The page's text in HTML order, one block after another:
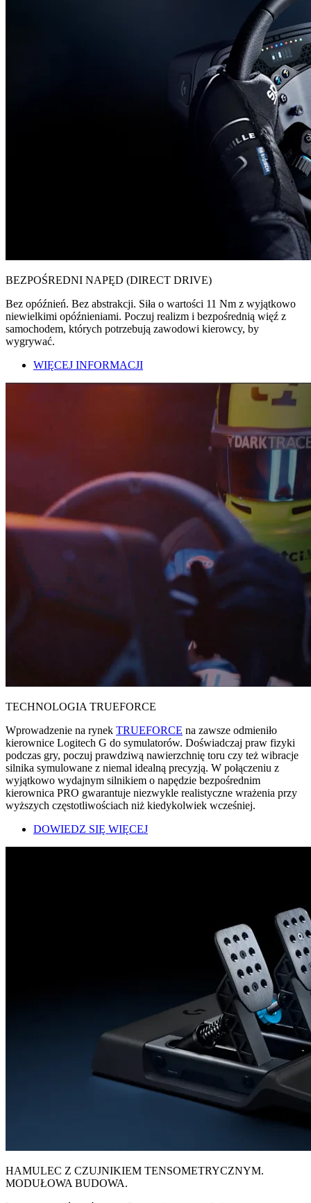
BEZPOŚREDNI NAPĘD (DIRECT DRIVE)
Bez opóźnień. Bez abstrakcji. Siła o wartości 11 Nm z wyjątkowo
niewielkimi opóźnieniami. Poczuj realizm i bezpośrednią więź z
samochodem, których potrzebują zawodowi kierowcy, by
wygrywać.
WIĘCEJ INFORMACJI
TECHNOLOGIA TRUEFORCE
Wprowadzenie na rynek TRUEFORCE na zawsze odmieniło
kierownice Logitech G do symulatorów. Doświadczaj praw fizyki
podczas gry, poczuj prawdziwą nawierzchnię toru czy też wibracje
silnika symulowane z niemal idealną precyzją. W połączeniu z
wyjątkowo wydajnym silnikiem o napędzie bezpośrednim
kierownica PRO gwarantuje niezwykle realistyczne wrażenia przy
wyższych częstotliwościach niż kiedykolwiek wcześniej.
DOWIEDZ SIĘ WIĘCEJ
HAMULEC Z CZUJNIKIEM TENSOMETRYCZNYM.
MODUŁOWA BUDOWA.